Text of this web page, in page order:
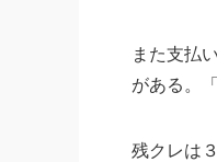
また支払
がある。
残クレは